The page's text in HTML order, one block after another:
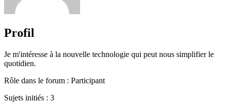
Profil
Je m'intéresse à la nouvelle technologie qui peut nous simplifier le
quotidien.
Rôle dans le forum : Participant
Sujets initiés : 3